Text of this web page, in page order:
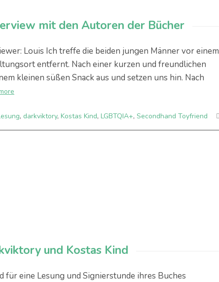
mit den Autoren der Bücher
Louis Ich treffe die beiden jungen Männer vor einem
entfernt. Nach einer kurzen und freundlichen
kleinen süßen Snack aus und setzen uns hin. Nach
, darkviktory, Kostas Kind, LGBTQIA+, Secondhand Toyfriend
und Kostas Kind
eine Lesung und Signierstunde ihres Buches